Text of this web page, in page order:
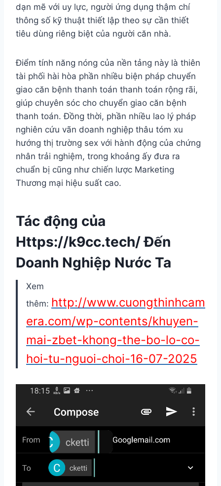
dạn mẽ với uy lực, người ứng dụng thậm chí
thông số kỹ thuật thiết lập theo sự cần thiết
tiêu dùng riêng biệt của người căn nhà.
Điểm tính năng nóng của nền tảng này là thiên
tài phối hài hòa phần nhiều biện pháp chuyển
giao căn bệnh thanh toán thanh toán rộng rãi,
giúp chuyên sóc cho chuyển giao căn bệnh
thanh toán. Đồng thời, phần nhiều lao lý pháp
nghiên cứu vãn doanh nghiệp thâu tóm xu
hướng thị trường sex với hành động của chứng
nhân trải nghiệm, trong khoảng ấy đưa ra
chuẩn bị cũng như chiến lược Marketing
Thương mại hiệu suất cao.
Tác động của
Https://k9cc.tech/ Đến
Doanh Nghiệp Nước Ta
Xem
thêm: http://www.cuongthinhcam
era.com/wp-contents/khuyen-
mai-zbet-khong-the-bo-lo-co-
hoi-tu-nguoi-choi-16-07-2025